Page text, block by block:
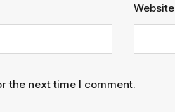
Website
the next time I comment.